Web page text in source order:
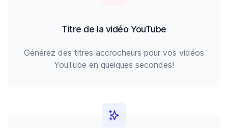
Titre de la vidéo YouTube
Générez des titres accrocheurs pour vos vidéos
YouTube en quelques secondes!